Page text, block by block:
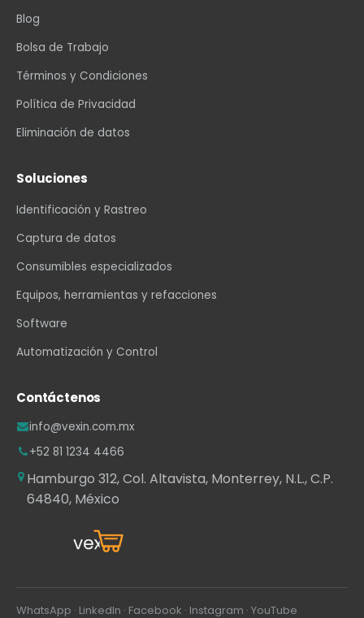
Blog
Bolsa de Trabajo
Términos y Condiciones
Política de Privacidad
Eliminación de datos
Soluciones
Identificación y Rastreo
Captura de datos
Consumibles especializados
Equipos, herramientas y refacciones
Software
Automatización y Control
Contáctenos
info@vexin.com.mx
+52 81 1234 4466
Hamburgo 312, Col. Altavista, Monterrey, N.L., C.P.
64840, México
WhatsApp · LinkedIn · Facebook · Instagram · YouTube